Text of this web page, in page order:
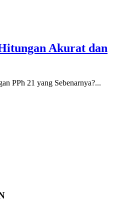
Akurat dan
PPh 21 yang Sebenarnya?...